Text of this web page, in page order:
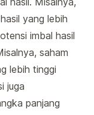
yang lebih
imbal hasil
saham
lebih tinggi
juga
panjang